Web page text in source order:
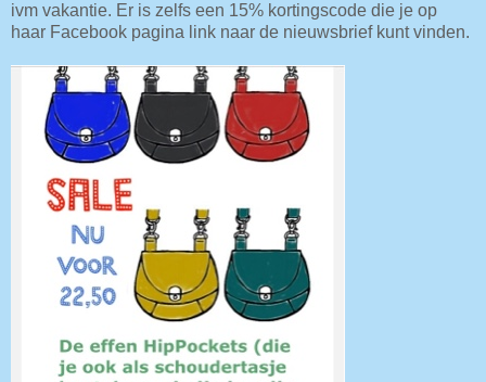
ivm vakantie. Er is zelfs een 15% kortingscode die je op
haar Facebook pagina link naar de nieuwsbrief kunt vinden.